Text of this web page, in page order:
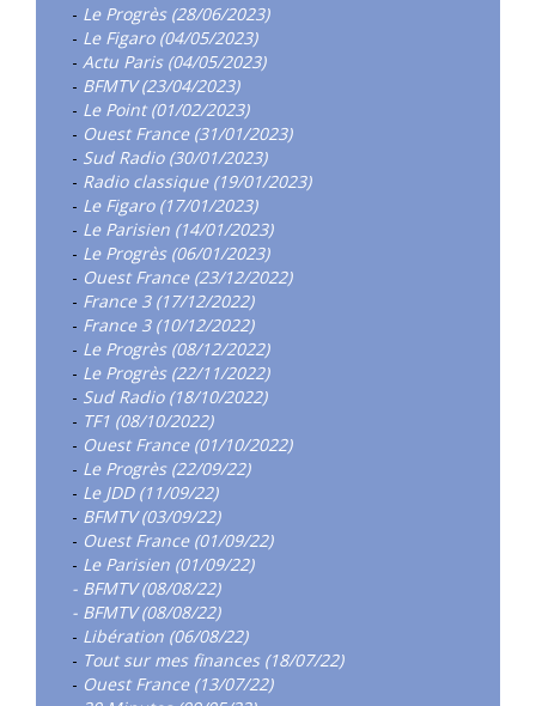
- Le Progrès (28/06/2023)
- Le Figaro (04/05/2023)
- Actu Paris (04/05/2023)
- BFMTV (23/04/2023)
- Le Point (01/02/2023)
- Ouest France (31/01/2023)
- Sud Radio (30/01/2023)
- Radio classique (19/01/2023)
- Le Figaro (17/01/2023)
- Le Parisien (14/01/2023)
- Le Progrès (06/01/2023)
- Ouest France (23/12/2022)
- France 3 (17/12/2022)
- France 3 (10/12/2022)
- Le Progrès (08/12/2022)
- Le Progrès (22/11/2022)
- Sud Radio (18/10/2022)
- TF1 (08/10/2022)
- Ouest France (01/10/2022)
- Le Progrès (22/09/22)
- Le JDD (11/09/22)
- BFMTV (03/09/22)
- Ouest France (01/09/22)
- Le Parisien (01/09/22)
- BFMTV (08/08/22)
- BFMTV (08/08/22)
- Libération (06/08/22)
- Tout sur mes finances (18/07/22)
- Ouest France (13/07/22)